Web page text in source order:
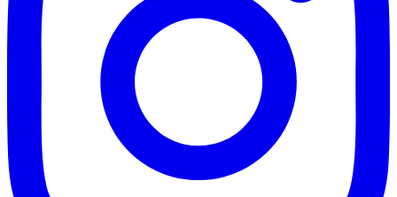
せんだい旅日和とは
サイト利用規約
プライバシーポリシー
サイトマップ
仙臺写真館フォトギャラリー
せんだい旅日和 Instagram
せんだい旅日和 Facebook
仙台旅先体験コレクション Facebook
仙台旅先体験コレクション Instagaram